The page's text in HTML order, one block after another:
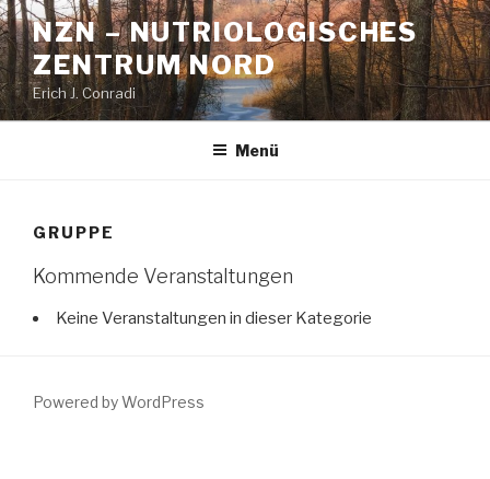
Zum
Inhalt
springen
NZN – NUTRIOLOGISCHES
ZENTRUM NORD
Erich J. Conradi
Menü
GRUPPE
Kommende Veranstaltungen
Keine Veranstaltungen in dieser Kategorie
Powered by WordPress